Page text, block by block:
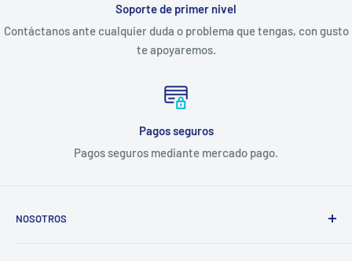
Soporte de primer nivel
Contáctanos ante cualquier duda o problema que tengas, con gusto
te apoyaremos.
Pagos seguros
Pagos seguros mediante mercado pago.
NOSOTROS